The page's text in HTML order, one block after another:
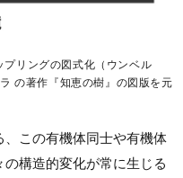
リングの図式化（ウンベル
の著作『知恵の樹』の図版を元
、この有機体同士や有機体
構造的変化が常に生じる